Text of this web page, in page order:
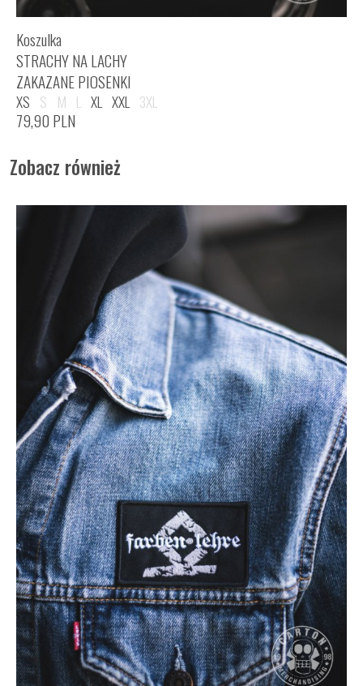
Koszulka
STRACHY NA LACHY
ZAKAZANE PIOSENKI
XS S M L XL XXL 3XL
79,90 PLN
Zobacz również